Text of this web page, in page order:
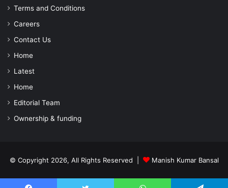
Terms and Conditions
Careers
Contact Us
Home
Latest
Home
Editorial Team
Ownership & funding
© Copyright 2026, All Rights Reserved | Manish Kumar Bansal